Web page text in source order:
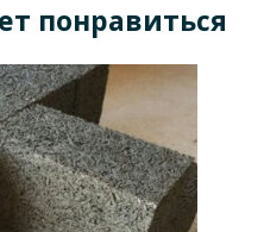
понравиться